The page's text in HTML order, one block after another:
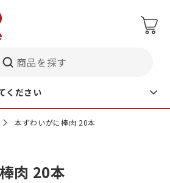
商品を探す
ください
本ずわいがに棒肉 20本
肉 20本